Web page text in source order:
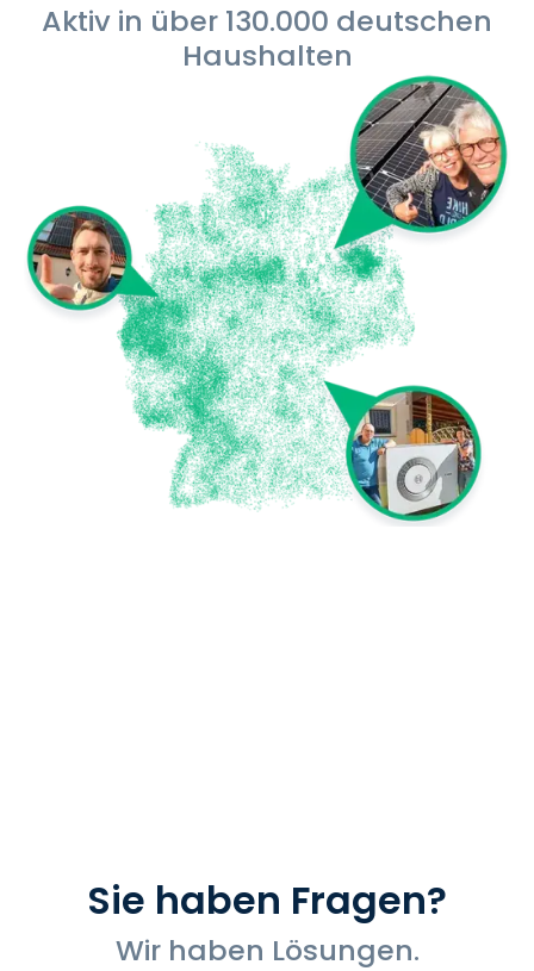
‍Aktiv in über 130.000 deutschen
Haushalten
Sie haben Fragen?
Wir haben Lösungen.